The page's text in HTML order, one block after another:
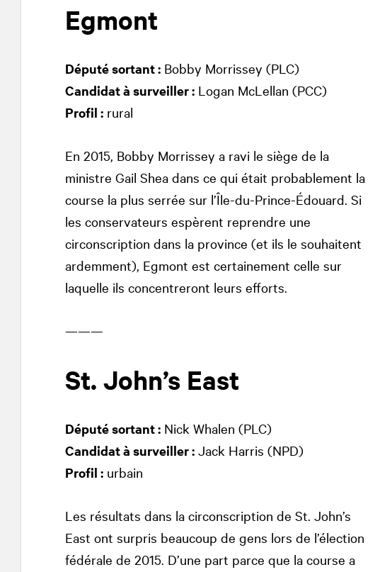
Egmont
Député sortant :Bobby Morrissey (PLC)
Candidat à surveiller :Logan McLellan (PCC)
Profil :rural
En 2015, Bobby Morrissey a ravi le siège de la
ministre Gail Shea dans ce qui était probablement la
course la plus serrée sur l’Île-du-Prince-Édouard. Si
les conservateurs espèrent reprendre une
circonscription dans la province (et ils le souhaitent
ardemment), Egmont est certainement celle sur
laquelle ils concentreront leurs efforts.
———
St. John’s East
Député sortant :Nick Whalen (PLC)
Candidat à surveiller :Jack Harris (NPD)
Profil :urbain
Les résultats dans la circonscription de St. John’s
East ont surpris beaucoup de gens lors de l’élection
fédérale de 2015. D’une part parce que la course a